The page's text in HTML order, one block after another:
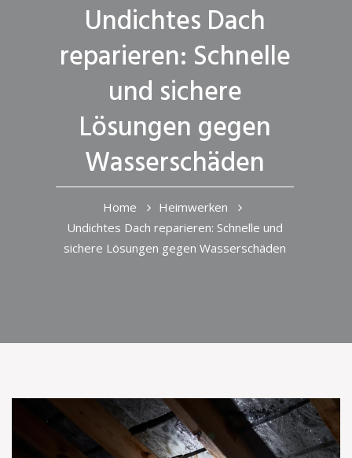
Undichtes Dach
reparieren: Schnelle
und sichere
Lösungen gegen
Wasserschäden
Home
Heimwerken
Undichtes Dach reparieren: Schnelle und
sichere Lösungen gegen Wasserschäden